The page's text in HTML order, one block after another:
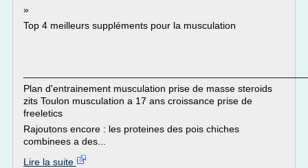
»
Top 4 meilleurs suppléments pour la musculation
Plan d'entrainement musculation prise de masse steroids
zits Toulon musculation a 17 ans croissance prise de
freeletics
Rajoutons encore : les proteines des pois chiches
combinees a des...
Lire la suite